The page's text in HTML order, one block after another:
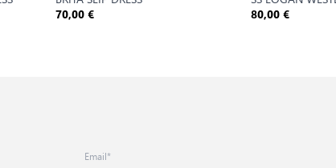
70,00 € 80,00 €